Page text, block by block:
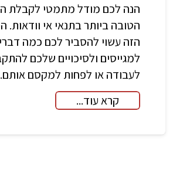
הנה לכם מודל מתמטי לקבלת
הטובה ביותר בתנאי אי וודאות.
הזה עשוי להסביר לכם כמה
למגייסים ולסיכויים שלכם
לעבודה או לפחות למקסם אותם.
קרא עוד...